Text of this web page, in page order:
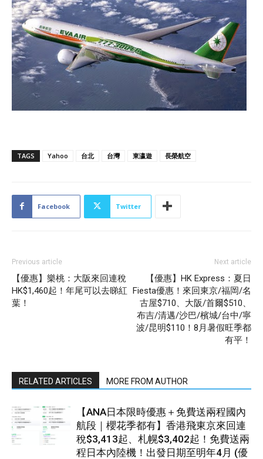
TAGS Yahoo 台北 台灣 東瀛遊 長榮航空
Facebook Twitter
Previous article
【優惠】樂桃：大阪來回連稅
HK$1,460起！年尾可以去睇紅
葉！
Next article
【優惠】HK Express：夏日
Fiesta優惠！來回東京/福岡/名
古屋$710、大阪/首爾$510、
布吉/清邁/沙巴/檳城/台中/寧
波/昆明$110！8月暑假旺季都
有平！
RELATED ARTICLES MORE FROM AUTHOR
【ANA日本限時優惠＋免費送兩程國內
航段｜櫻花季都有】香港飛東京來回連
稅$3,413起、札幌$3,402起！免費送兩
程日本內陸機！出發日期至明年4月 (優